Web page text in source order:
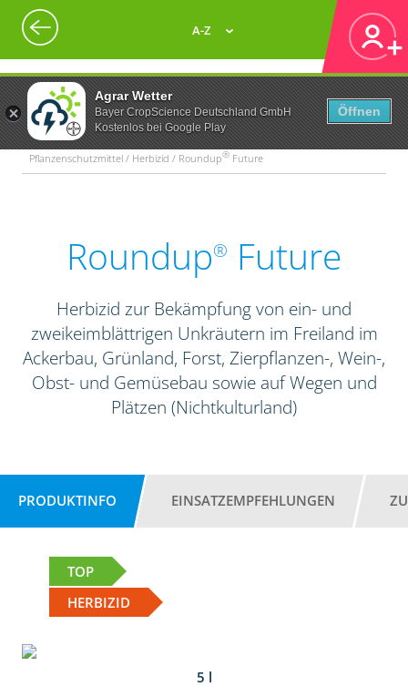
Agrar Wetter
Bayer CropScience Deutschland GmbH
Kostenlos bei Google Play
Öffnen
A-Z
Pflanzenschutzmittel / Herbizid / Roundup® Future
Roundup® Future
Herbizid zur Bekämpfung von ein- und
zweikeimblättrigen Unkräutern im Freiland im
Ackerbau, Grünland, Forst, Zierpflanzen-, Wein-,
Obst- und Gemüsebau sowie auf Wegen und
Plätzen (Nichtkulturland)
PRODUKTINFO EINSATZEMPFEHLUNGEN
TOP
HERBIZID
5 l